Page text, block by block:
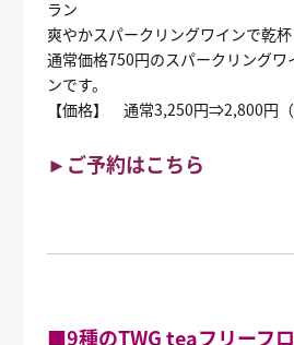
ラン
爽やかスパークリングワインで乾杯
通常価格750円のスパークリングワ
ンです。
【価格】 通常3,250円⇒2,800円（
►ご予約はこちら
■9種のTWG teaフリーフ